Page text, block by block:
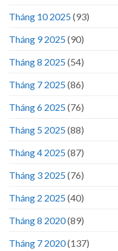
Tháng 10 2025(93)
Tháng 9 2025(90)
Tháng 8 2025(54)
Tháng 7 2025(86)
Tháng 6 2025(76)
Tháng 5 2025(88)
Tháng 4 2025(87)
Tháng 3 2025(76)
Tháng 2 2025(40)
Tháng 8 2020(89)
Tháng 7 2020(137)